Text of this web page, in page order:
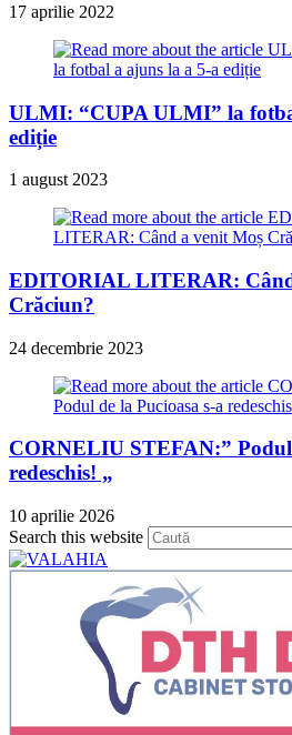
17 aprilie 2022
ULMI: “CUPA ULMI” la
ediție
1 august 2023
EDITORIAL LITERAR:
Crăciun?
24 decembrie 2023
CORNELIU STEFAN:” Podul
redeschis! „
10 aprilie 2026
Search this website